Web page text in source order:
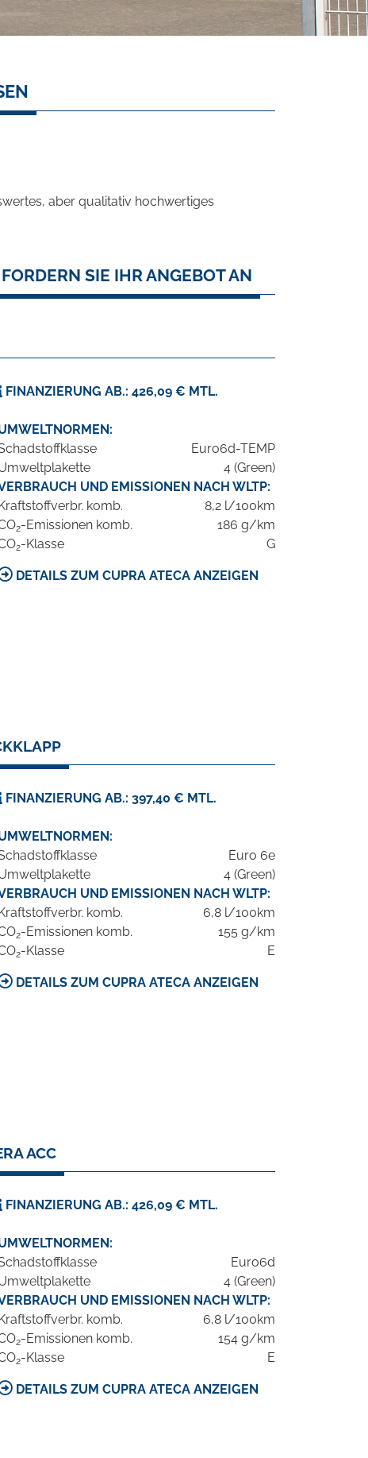
aber qualitativ hochwertiges
SIE IHR ANGEBOT AN
FINANZIERUNG AB.: 426,09 € MTL.
Euro6d-TEMP
4 (Green)
UND EMISSIONEN NACH WLTP:
Kraftstoffverbr. komb.
8,2 l/100km
2-Emissionen komb.
186 g/km
2-Klasse G
DETAILS ZUM CUPRA ATECA ANZEIGEN
FINANZIERUNG AB.: 397,40 € MTL.
Euro 6e
4 (Green)
UND EMISSIONEN NACH WLTP:
Kraftstoffverbr. komb.
6,8 l/100km
2-Emissionen komb.
155 g/km
2-Klasse E
DETAILS ZUM CUPRA ATECA ANZEIGEN
ACC
FINANZIERUNG AB.: 426,09 € MTL.
Euro6d
4 (Green)
UND EMISSIONEN NACH WLTP:
Kraftstoffverbr. komb.
6,8 l/100km
2-Emissionen komb.
154 g/km
2-Klasse E
DETAILS ZUM CUPRA ATECA ANZEIGEN